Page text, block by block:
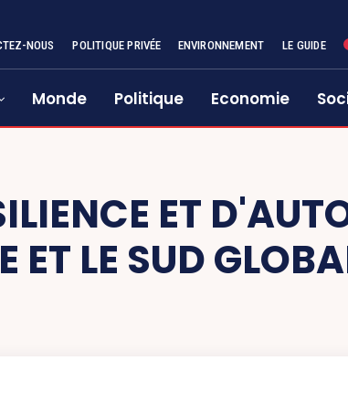
NOUS POLITIQUE PRIVÉE ENVIRONNEMENT LE GUIDE
Monde Politique Economie
ET
ET LE SUD